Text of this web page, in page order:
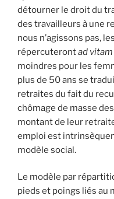
détourner le droit du
des travailleurs à une
nous n’agissons pas,
répercuterontad
moindres pour les
plus de 50 ans se
retraites du fait du
chômage de masse
montant de leur
emploi est
modèle social.
Le modèle par
pieds et poings liés au